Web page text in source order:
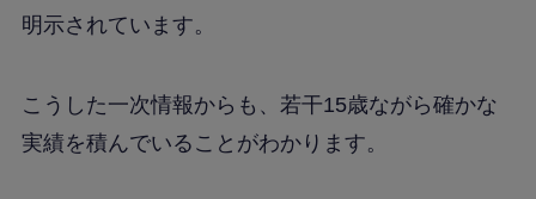
明示されています。
こうした一次情報からも、若干15歳ながら確かな
実績を積んでいることがわかります。